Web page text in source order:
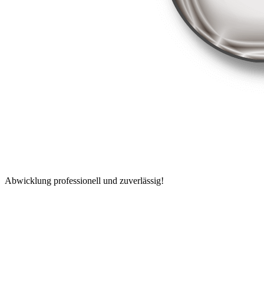
Abwicklung professionell und zuverlässig!